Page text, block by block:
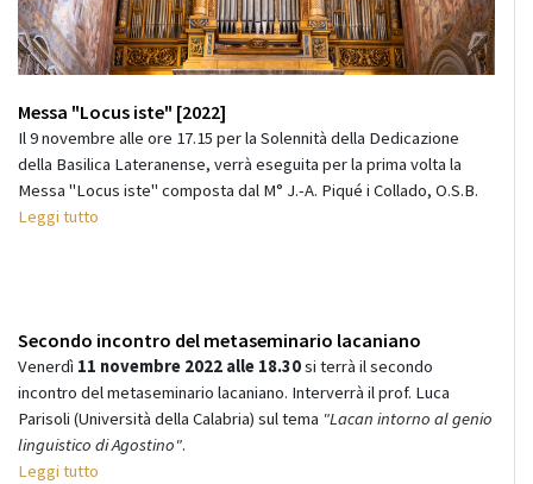
Messa "Locus iste" [2022]
Il 9 novembre alle ore 17.15 per la Solennità della Dedicazione
della Basilica Lateranense, verrà eseguita per la prima volta la
Messa "Locus iste" composta dal M° J.-A. Piqué i Collado, O.S.B.
Leggi tutto
Secondo incontro del metaseminario lacaniano
Venerdì 11 novembre 2022 alle 18.30si terrà il secondo
incontro del metaseminario lacaniano. Interverrà il prof. Luca
Parisoli (Università della Calabria) sul tema "Lacan intorno al genio
linguistico di Agostino".
Leggi tutto